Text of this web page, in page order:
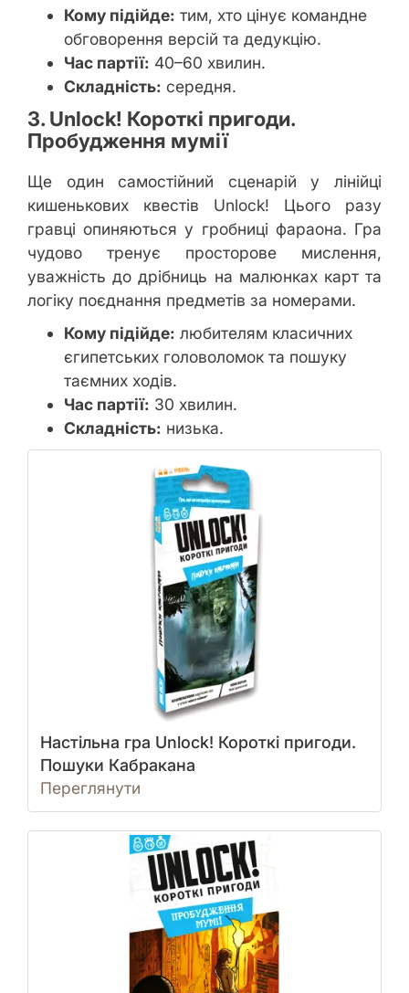
Кому підійде: тим, хто цінує командне
обговорення версій та дедукцію.
Час партії: 40–60 хвилин.
Складність: середня.
3. Unlock! Короткі пригоди.
Пробудження мумії
Ще один самостійний сценарій у лінійці
кишенькових квестів Unlock! Цього разу
гравці опиняються у гробниці фараона. Гра
чудово тренує просторове мислення,
уважність до дрібниць на малюнках карт та
логіку поєднання предметів за номерами.
Кому підійде: любителям класичних
єгипетських головоломок та пошуку
таємних ходів.
Час партії: 30 хвилин.
Складність: низька.
Настільна гра Unlock! Короткі пригоди.
Пошуки Кабракана
Переглянути